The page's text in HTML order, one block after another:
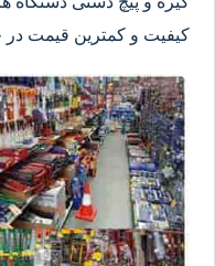
کیفیت و کمترین قیمت در